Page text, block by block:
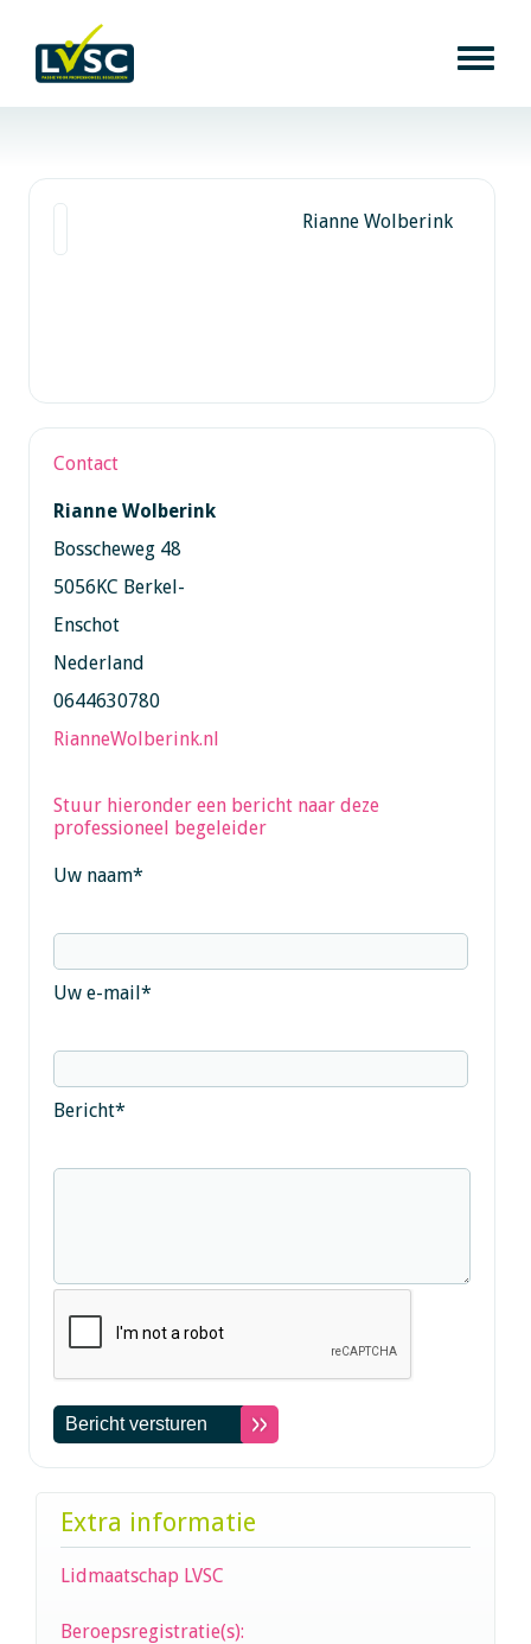
Rianne Wolberink
Contact
Rianne Wolberink
Bosscheweg 48
5056KC Berkel-
Enschot
Nederland
0644630780
RianneWolberink.nl
Stuur hieronder een bericht naar deze
professioneel begeleider
Uw naam*
Uw e-mail*
Bericht*
Extra informatie
Lidmaatschap LVSC
Beroepsregistratie(s):